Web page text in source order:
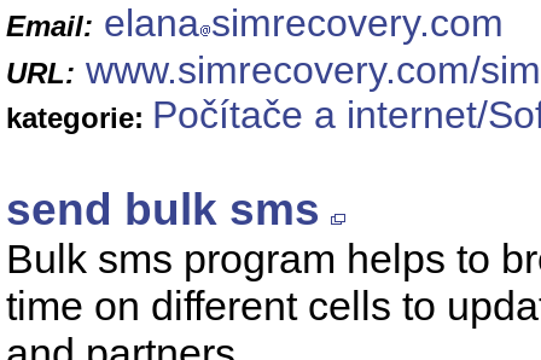
Email: elana simrecovery.com
URL: www.simrecovery.com/
kategorie: Počítače a internet/
send bulk sms
Bulk sms program helps to
time on different cells to